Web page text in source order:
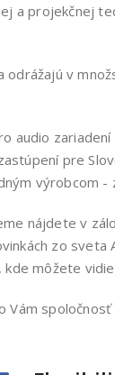
projekčnej
v
pre
výrobcom -
nájdete v
zo
môžete
Vám